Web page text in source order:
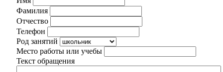
Фамилия
Отчество
Телефон
Род занятий
Место работы или учебы
Текст обращения